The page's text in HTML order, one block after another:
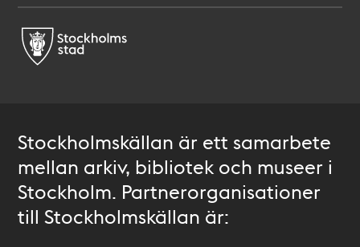
Stockholmskällan är ett samarbete
mellan arkiv, bibliotek och museer i
Stockholm. Partnerorganisationer
till Stockholmskällan är: